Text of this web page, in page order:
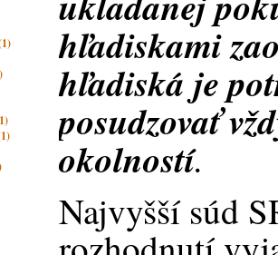
hľadiskami
hľadiská je
posudzovať
okolností.
Najvyšší súd